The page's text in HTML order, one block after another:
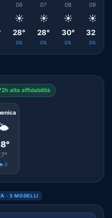
06
☀️
28°
0%
07
☀️
28°
0%
08
☀️
30°
0%
09
☀️
32°
0%
alta affidabilità
0
· 3 MODELLI